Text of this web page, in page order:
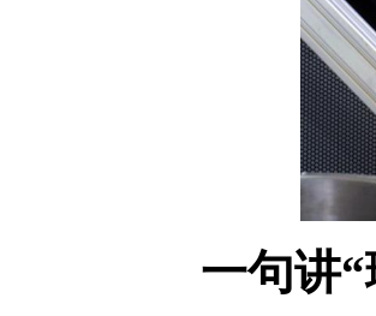
一句讲“